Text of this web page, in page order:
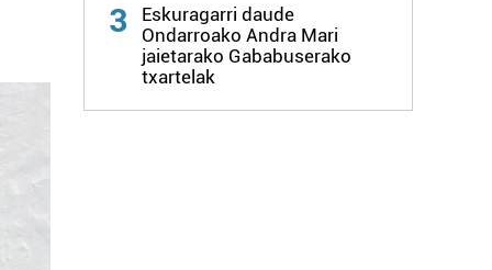
3
Eskuragarri daude
Ondarroako Andra Mari
jaietarako Gababuserako
txartelak